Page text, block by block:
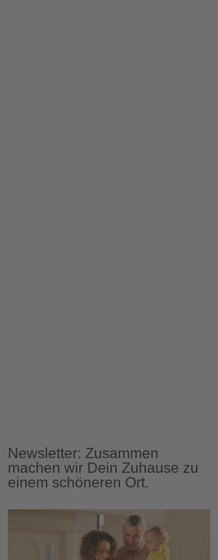
Newsletter: Zusammen
machen wir Dein Zuhause zu
einem schöneren Ort.